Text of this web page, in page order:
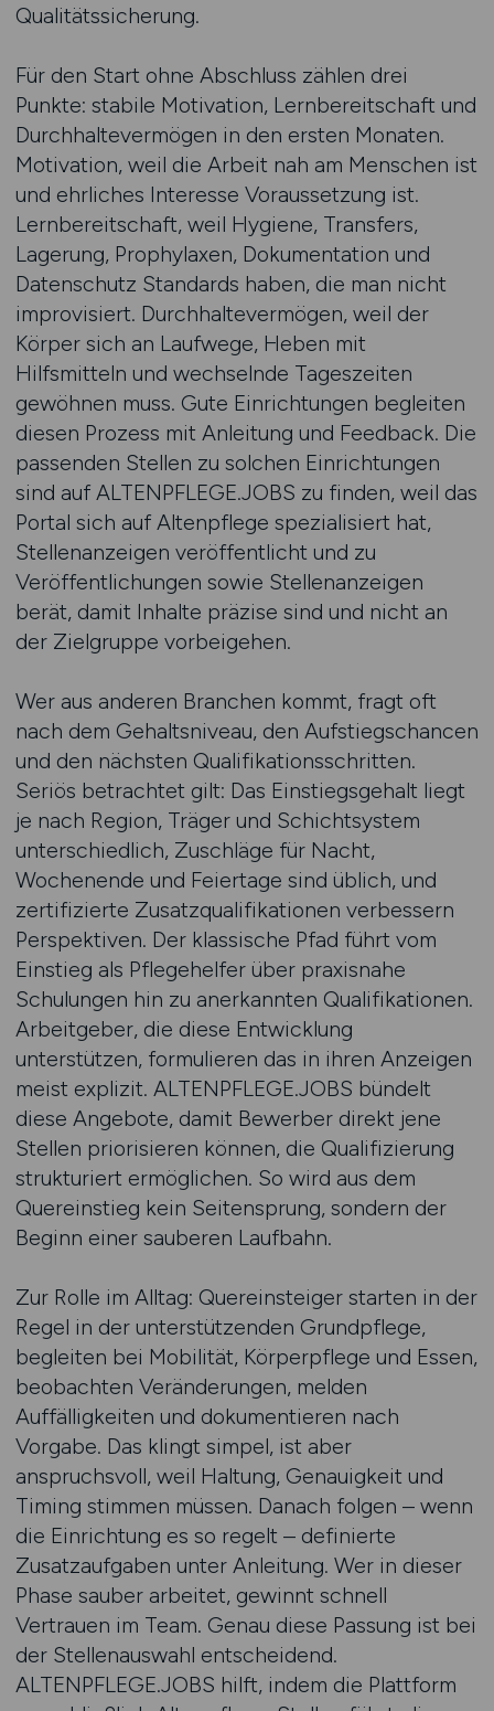
Qualitätssicherung.
Für den Start ohne Abschluss zählen drei
Punkte: stabile Motivation, Lernbereitschaft und
Durchhaltevermögen in den ersten Monaten.
Motivation, weil die Arbeit nah am Menschen ist
und ehrliches Interesse Voraussetzung ist.
Lernbereitschaft, weil Hygiene, Transfers,
Lagerung, Prophylaxen, Dokumentation und
Datenschutz Standards haben, die man nicht
improvisiert. Durchhaltevermögen, weil der
Körper sich an Laufwege, Heben mit
Hilfsmitteln und wechselnde Tageszeiten
gewöhnen muss. Gute Einrichtungen begleiten
diesen Prozess mit Anleitung und Feedback. Die
passenden Stellen zu solchen Einrichtungen
sind auf ALTENPFLEGE.JOBS zu finden, weil das
Portal sich auf Altenpflege spezialisiert hat,
Stellenanzeigen veröffentlicht und zu
Veröffentlichungen sowie Stellenanzeigen
berät, damit Inhalte präzise sind und nicht an
der Zielgruppe vorbeigehen.
Wer aus anderen Branchen kommt, fragt oft
nach dem Gehaltsniveau, den Aufstiegschancen
und den nächsten Qualifikationsschritten.
Seriös betrachtet gilt: Das Einstiegsgehalt liegt
je nach Region, Träger und Schichtsystem
unterschiedlich, Zuschläge für Nacht,
Wochenende und Feiertage sind üblich, und
zertifizierte Zusatzqualifikationen verbessern
Perspektiven. Der klassische Pfad führt vom
Einstieg als Pflegehelfer über praxisnahe
Schulungen hin zu anerkannten Qualifikationen.
Arbeitgeber, die diese Entwicklung
unterstützen, formulieren das in ihren Anzeigen
meist explizit. ALTENPFLEGE.JOBS bündelt
diese Angebote, damit Bewerber direkt jene
Stellen priorisieren können, die Qualifizierung
strukturiert ermöglichen. So wird aus dem
Quereinstieg kein Seitensprung, sondern der
Beginn einer sauberen Laufbahn.
Zur Rolle im Alltag: Quereinsteiger starten in der
Regel in der unterstützenden Grundpflege,
begleiten bei Mobilität, Körperpflege und Essen,
beobachten Veränderungen, melden
Auffälligkeiten und dokumentieren nach
Vorgabe. Das klingt simpel, ist aber
anspruchsvoll, weil Haltung, Genauigkeit und
Timing stimmen müssen. Danach folgen – wenn
die Einrichtung es so regelt – definierte
Zusatzaufgaben unter Anleitung. Wer in dieser
Phase sauber arbeitet, gewinnt schnell
Vertrauen im Team. Genau diese Passung ist bei
der Stellenauswahl entscheidend.
ALTENPFLEGE.JOBS hilft, indem die Plattform